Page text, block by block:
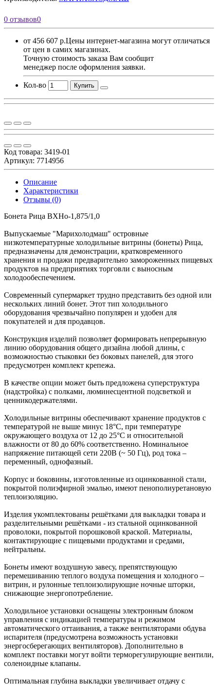
0 отзывов0
от 456 607 р.Цены интернет-магазина могут отличаться
от цен в самих магазинах.
Точную стоимость заказа Вам сообщит
менеджер после оформления заявки.
Кол-во Купить
Код товара: 3419-01
Артикул: 7714956
Описание
Характеристики
Отзывы (0)
Бонета Рица ВХНо-1,875/1,0
Выпускаемые "Марихолодмаш" островные
низкотемпературные холодильные витрины (бонеты) Рица,
предназначены для демонстрации, кратковременного
хранения и продажи предварительно замороженных пищевых
продуктов на предприятиях торговли с выносным
холодообеспечением.
Современный супермаркет трудно представить без одной или
нескольких линий бонет. Этот тип холодильного
оборудования чрезвычайно популярен и удобен для
покупателей и для продавцов.
Конструкция изделий позволяет формировать непрерывную
линию оборудования общего дизайна любой длины, с
возможностью стыковки без боковых панелей, для этого
предусмотрен комплект крепежа.
В качестве опции может быть предложена суперструктура
(надстройка) с полками, люминесцентной подсветкой и
ценникодержателями.
Холодильные витрины обеспечивают хранение продуктов с
температурой не выше минус 18°С, при температуре
окружающего воздуха от 12 до 25°С и относительной
влажности от 80 до 60% соответственно. Номинальное
напряжение питающей сети 220В (~ 50 Гц), род тока –
переменный, однофазный.
Корпус и боковины, изготовленные из оцинкованной стали,
покрытой полиэфирной эмалью, имеют пенополиуретановую
теплоизоляцию.
Изделия укомплектованы решётками для выкладки товара и
разделительными решётками - из стальной оцинкованной
проволоки, покрытой порошковой краской. Материалы,
контактирующие с пищевыми продуктами и средами,
нейтральны.
Бонеты имеют воздушную завесу, препятствующую
перемешиванию теплого воздуха помещения и холодного –
витрин, и рулонные теплоизолирующие ночные шторки,
снижающие энергопотребление.
Холодильное установки оснащены электронным блоком
управления с индикацией температуры и режимом
автоматического оттаивания, а также вентиляторами обдува
испарителя (предусмотрена возможность установки
энергосберегающих вентиляторов). Дополнительно в
комплект поставки могут войти терморегулирующие вентили,
соленоидные клапаны.
Оптимальная глубина выкладки увеличивает отдачу с